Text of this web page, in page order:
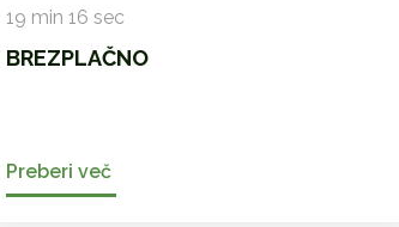
19 min 16 sec
BREZPLAČNO
Preberi več